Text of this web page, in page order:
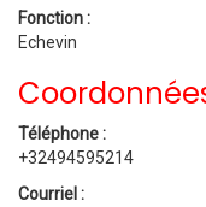
Fonction :
Echevin
Téléphone :
+32494595214
Courriel :